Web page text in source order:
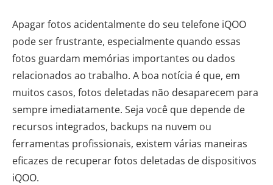
Apagar fotos acidentalmente do seu telefone iQOO
pode ser frustrante, especialmente quando essas
fotos guardam memórias importantes ou dados
relacionados ao trabalho. A boa notícia é que, em
muitos casos, fotos deletadas não desaparecem para
sempre imediatamente. Seja você que depende de
recursos integrados, backups na nuvem ou
ferramentas profissionais, existem várias maneiras
eficazes de recuperar fotos deletadas de dispositivos
iQOO.